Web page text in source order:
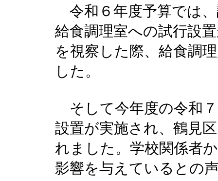
令和６年度予算では
給食調理室への試行設
を視察した際、給食調
した。
そして今年度の令和
設置が実施され、鶴見
れました。学校関係者
影響を与えているとの